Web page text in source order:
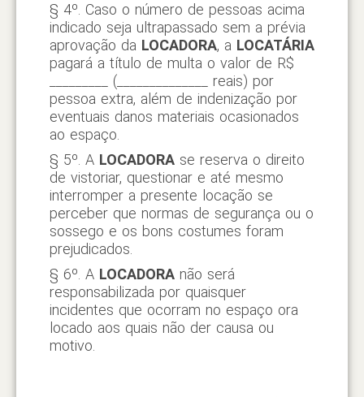
§ 4º. Caso o número de pessoas acima
indicado seja ultrapassado sem a prévia
aprovação da LOCADORA, a LOCATÁRIA
pagará a título de multa o valor de R$
_________ (______________ reais) por
pessoa extra, além de indenização por
eventuais danos materiais ocasionados
ao espaço.
§ 5º. A LOCADORAse reserva o direito
de vistoriar, questionar e até mesmo
interromper a presente locação se
perceber que normas de segurança ou o
sossego e os bons costumes foram
prejudicados.
§ 6º. A LOCADORAnão será
responsabilizada por quaisquer
incidentes que ocorram no espaço ora
locado aos quais não der causa ou
motivo.